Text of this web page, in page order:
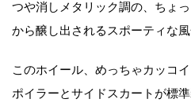
つや消しメタリック調の、ちょ
から醸し出されるスポーティな風
このホイール、めっちゃカッコ
ポイラーとサイドスカートが標